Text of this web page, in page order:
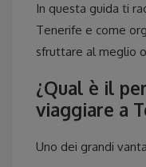
In questa guida ti
Tenerife e come
sfruttare al meglio
¿Qual è il
viaggiare a
Uno dei grandi